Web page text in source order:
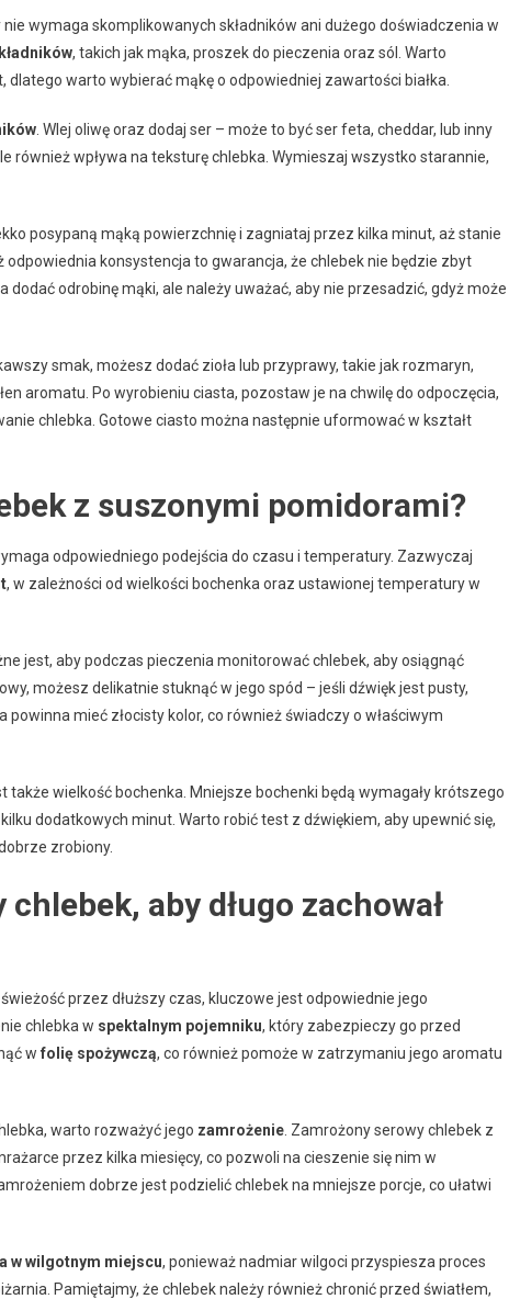
wymaga skomplikowanych składników ani dużego doświadczenia w
, takich jak mąka, proszek do pieczenia oraz sól. Warto
warto wybierać mąkę o odpowiedniej zawartości białka.
. Wlej oliwę oraz dodaj ser – może to być ser feta, cheddar, lub inny
również wpływa na teksturę chlebka. Wymieszaj wszystko starannie,
posypaną mąką powierzchnię i zagniataj przez kilka minut, aż stanie
odpowiednia konsystencja to gwarancja, że chlebek nie będzie zbyt
odrobinę mąki, ale należy uważać, aby nie przesadzić, gdyż może
smak, możesz dodać zioła lub przyprawy, takie jak rozmaryn,
aromatu. Po wyrobieniu ciasta, pozostaw je na chwilę do odpoczęcia,
chlebka. Gotowe ciasto można następnie uformować w kształt
z suszonymi pomidorami?
odpowiedniego podejścia do czasu i temperatury. Zazwyczaj
, w zależności od wielkości bochenka oraz ustawionej temperatury w
jest, aby podczas pieczenia monitorować chlebek, aby osiągnąć
możesz delikatnie stuknąć w jego spód – jeśli dźwięk jest pusty,
mieć złocisty kolor, co również świadczy o właściwym
wielkość bochenka. Mniejsze bochenki będą wymagały krótszego
dodatkowych minut. Warto robić test z dźwiękiem, aby upewnić się,
zrobiony.
aby długo zachował
przez dłuższy czas, kluczowe jest odpowiednie jego
chlebka w spektalnym pojemniku, który zabezpieczy go przed
w folię spożywczą, co również pomoże w zatrzymaniu jego aromatu
warto rozważyć jego zamrożenie . Zamrożony serowy chlebek z
przez kilka miesięcy, co pozwoli na cieszenie się nim w
dobrze jest podzielić chlebek na mniejsze porcje, co ułatwi
w wilgotnym miejscu, ponieważ nadmiar wilgoci przyspiesza proces
Pamiętajmy, że chlebek należy również chronić przed światłem,